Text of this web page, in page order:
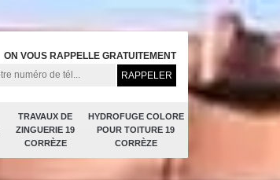
TRAVAUX DE
ZINGUERIE 19
CORRÈZE
HYDROFUGE COLORE
POUR TOITURE 19
CORRÈZE
ON VOUS RAPPELLE GRATUITEMENT